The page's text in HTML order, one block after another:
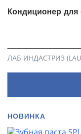
Кондиционер
ЛАБ ИНДАСТРИЗ
НОВИНКА